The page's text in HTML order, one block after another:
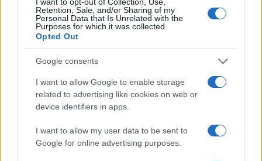
Retention, Sale, and/or Sharing of my
Personal Data that Is Unrelated with the
Purposes for which it was collected.
Opted Out
Google consents
I want to allow Google to enable storage
related to advertising like cookies on web or
device identifiers in apps.
I want to allow my user data to be sent to
Google for online advertising purposes.
Ripensare le tecnologie umanitarie oltre i criteri dei
Martina Marchesi · 10 Lug 2026